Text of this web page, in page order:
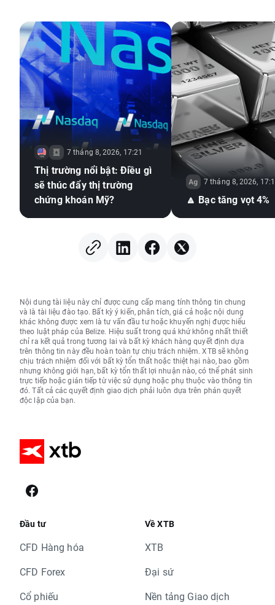
7 tháng 8, 2026, 17:21
Thị trường nổi bật: Điều gì
sẽ thúc đẩy thị trường
chứng khoán Mỹ?
7 tháng 8, 2026,
🔼 Bạc tăng vọt 4%
Nội dung tài liệu này chỉ được cung cấp mang tính thông tin chung
và là tài liệu đào tạo. Bất kỳ ý kiến, phân tích, giá cả hoặc nội dung
khác không được xem là tư vấn đầu tư hoặc khuyến nghị được hiểu
theo luật pháp của Belize. Hiệu suất trong quá khứ không nhất thiết
chỉ ra kết quả trong tương lai và bất kỳ khách hàng quyết định dựa
trên thông tin này đều hoàn toàn tự chịu trách nhiệm. XTB sẽ không
chịu trách nhiệm đối với bất kỳ tổn thất hoặc thiệt hại nào, bao gồm
nhưng không giới hạn, bất kỳ tổn thất lợi nhuận nào, có thể phát sinh
trực tiếp hoặc gián tiếp từ việc sử dụng hoặc phụ thuộc vào thông tin
đó. Tất cả các quyết định giao dịch phải luôn dựa trên phán quyết
độc lập của bạn.
Đầu tư
CFD Hàng hóa
CFD Forex
Cổ phiếu
Về XTB
XTB
Đại sứ
Nền tảng Giao dịch